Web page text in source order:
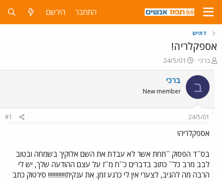
התחבר הירשם
דתיים
אספקלריה!
פ
ו
ת
ח
ה
ש
א
ברכי
פ
ו
ס
ר
24/5/01
ב ברכי
New member
24/5/01
#1
אספקלריה!
בס``ד הפסוק ``תחת אשר לא עבדת את השם אלוקיך בשמחה ובטוב
לבב מרב כל`` כתוב בדברים כ``ח מ``ז על עצם ההודעה שלך, יש לי
הרבה מה להגיב, לצערי אין לי כרגע זמן. את ענקית!!!!!!!!!!!! סירטוק כתב